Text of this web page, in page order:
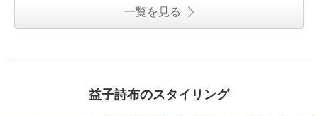
一覧を見る
益子詩布のスタイリング